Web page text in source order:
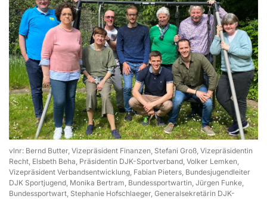
vlnr: Bernd Butter, Vizepräsident Finanzen, Stefani Groß, Vizepräsidentin
Recht, Elsbeth Beha, Präsidentin DJK-Sportverband, Volker Lemken,
Vizepräsident Verbandsentwicklung, Fabian Pieters, Bundesjugendleiter
DJK Sportjugend, Monika Bertram, Bundessportwartin, Jürgen Funke,
Bundessportwart, Stephanie Hofschlaeger, Generalsekretärin DJK-